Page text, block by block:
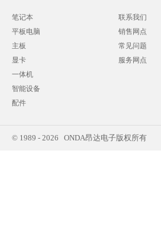
笔记本
平板电脑
主板
显卡
一体机
智能设备
配件
联系我们
销售网点
常见问题
服务网点
© 1989 - 2026 ONDA昂达电子版权所有